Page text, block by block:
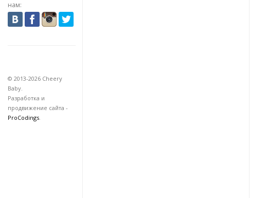
нам:
© 2013-2026 Cheery
Baby.
Разработка и
продвижение сайта -
ProCodings.